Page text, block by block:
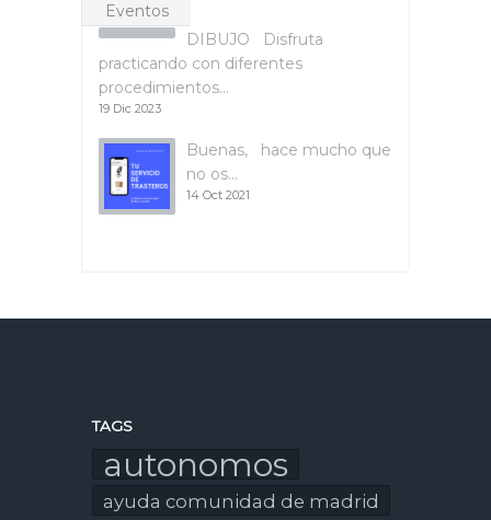
Eventos
DIBUJO Disfruta
practicando con diferentes
procedimientos…
19 Dic 2023
Buenas, hace mucho que
no os…
14 Oct 2021
TAGS
autonomos
ayuda comunidad de madrid